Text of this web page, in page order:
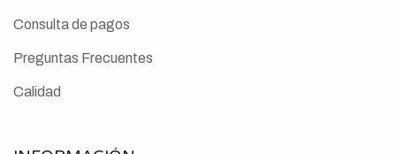
Consulta de pagos
Preguntas Frecuentes
Calidad